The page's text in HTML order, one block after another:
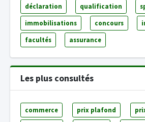
déclaration qualification
immobilisations concours
facultés assurance
Les plus consultés
commerce prix plafond